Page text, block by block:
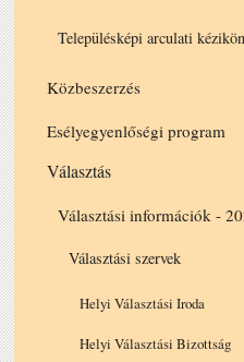
Településképi arculati
Közbeszerzés
Esélyegyenlőségi program
Választás
Választási információk -
Választási szervek
Helyi Választási Iroda
Helyi Választási Bizottság